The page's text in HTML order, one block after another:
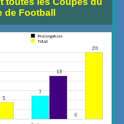
de Football